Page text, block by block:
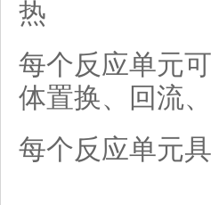
热
每个反应单元
体置换、回流
每个反应单元